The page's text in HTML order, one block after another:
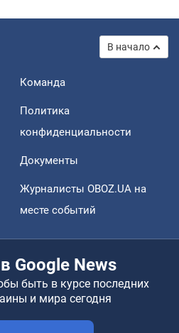
В начало
Команда
Политика
конфиденциальности
Документы
Журналисты OBOZ.UA на
месте событий
Google News
быть в курсе последних
и мира сегодня